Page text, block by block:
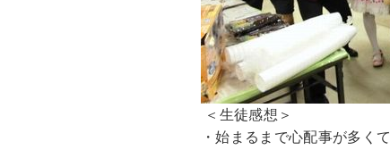
＜生徒感想＞
・始まるまで心配事が多く